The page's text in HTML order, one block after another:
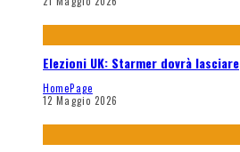
Elezioni UK: Starmer dovrà lasciare
HomePage
12 Maggio 2026